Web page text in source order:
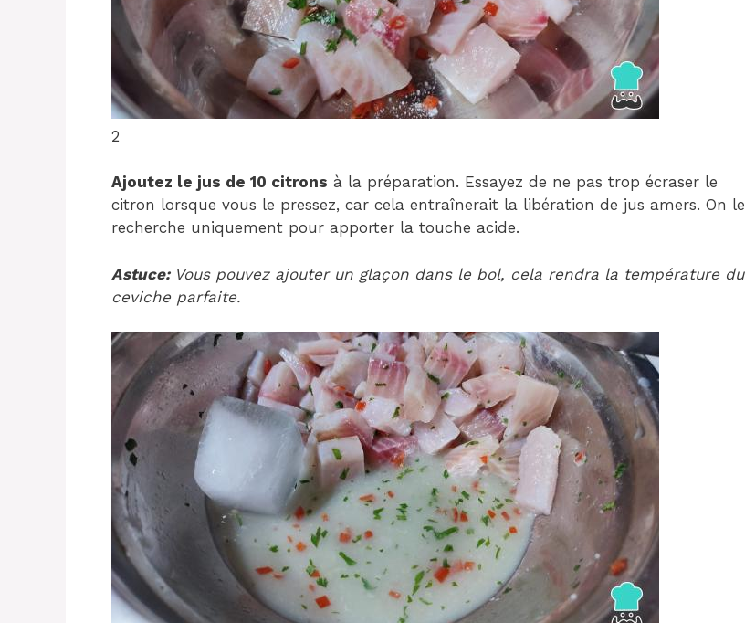
2
Ajoutez le jus de 10 citrons à la préparation. Essayez de ne pas trop écraser le
citron lorsque vous le pressez, car cela entraînerait la libération de jus amers. On le
recherche uniquement pour apporter la touche acide.
Astuce:Vous pouvez ajouter un glaçon dans le bol, cela rendra la température du
ceviche parfaite.